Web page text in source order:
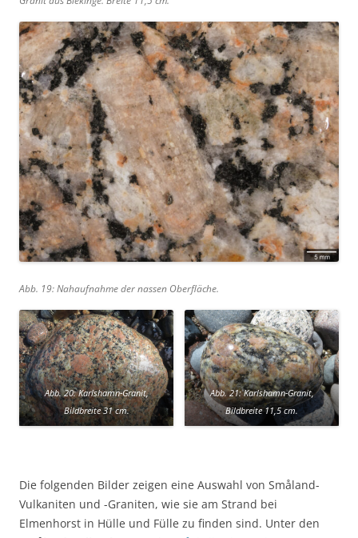
Abb. 19: Nahaufnahme der nassen Oberfläche.
Abb. 20: Karlshamn-Granit,
Bildbreite 31 cm.
Abb. 21: Karlshamn-Granit,
Bildbreite 11,5 cm.
Die folgenden Bilder zeigen eine Auswahl von Småland-
Vulkaniten und -Graniten, wie sie am Strand bei
Elmenhorst in Hülle und Fülle zu finden sind. Unter den